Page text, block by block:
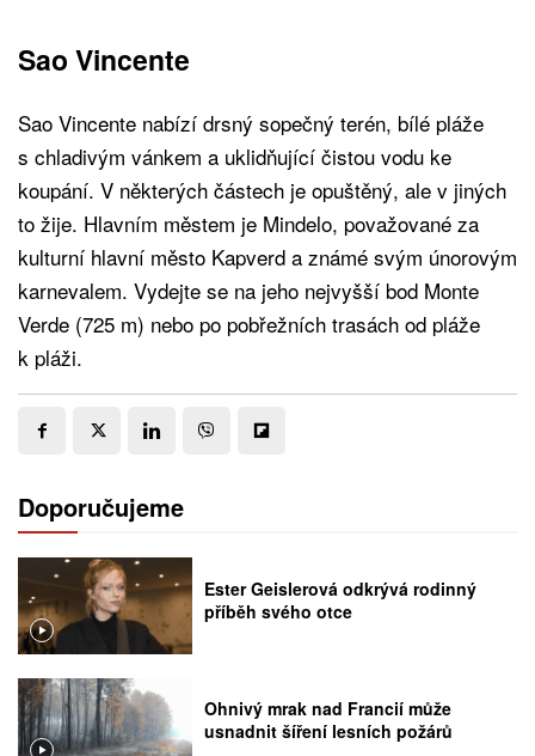
Sao Vincente
Sao Vincente nabízí drsný sopečný terén, bílé pláže
s chladivým vánkem a uklidňující čistou vodu ke
koupání. V některých částech je opuštěný, ale v jiných
to žije. Hlavním městem je Mindelo, považované za
kulturní hlavní město Kapverd a známé svým únorovým
karnevalem. Vydejte se na jeho nejvyšší bod Monte
Verde (725 m) nebo po pobřežních trasách od pláže
k pláži.
Doporučujeme
Ester Geislerová odkrývá rodinný
příběh svého otce
Ohnivý mrak nad Francií může
usnadnit šíření lesních požárů